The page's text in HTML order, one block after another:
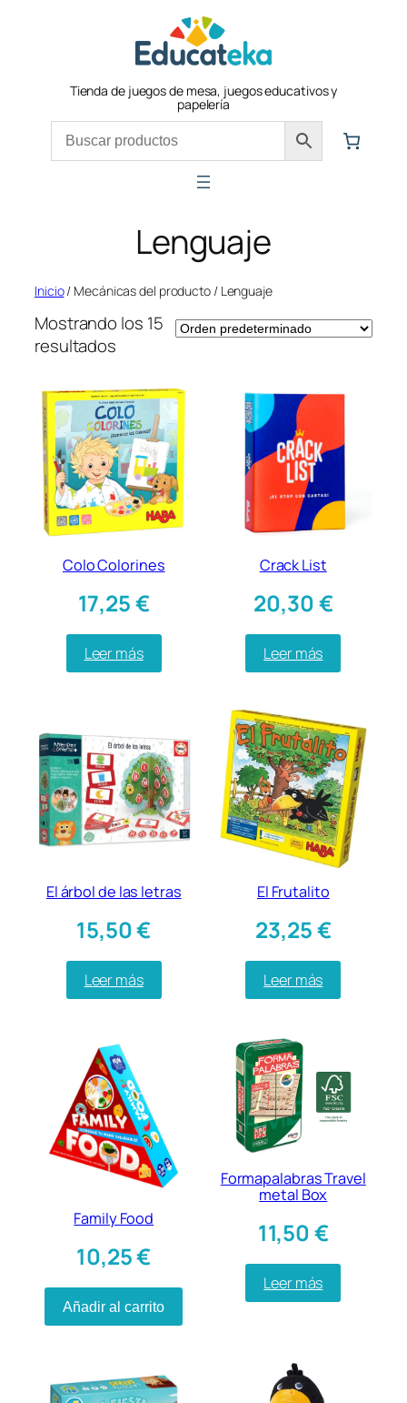
Tienda de juegos de mesa, juegos educativos y
papelería
Lenguaje
Inicio/ Mecánicas del producto / Lenguaje
Mostrando los 15
resultados
Colo Colorines
17,25€
Leer más
Crack List
20,30€
Leer más
El árbol de las letras
15,50€
Leer más
El Frutalito
23,25€
Leer más
Family Food
10,25€
Añadir al carrito
Formapalabras Travel
metal Box
11,50€
Leer más